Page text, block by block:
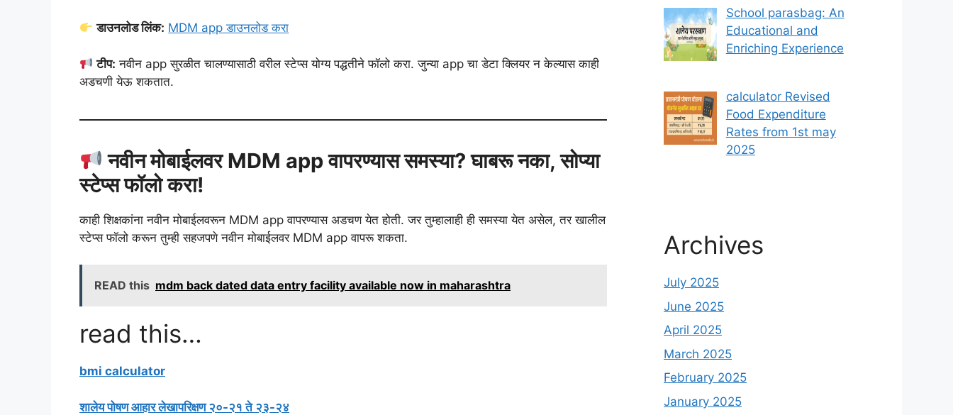
डाउनलोड लिंक: MDM app डाउनलोड करा
टीप: नवीन app सुरळीत चालण्यासाठी वरील स्टेप्स योग्य पद्धतीने फॉलो करा. जुन्या app चा डेटा क्लियर न केल्यास काही
अडचणी येऊ शकतात.
नवीन मोबाईलवर MDM app वापरण्यास समस्या? घाबरू नका, सोप्या
स्टेप्स फॉलो करा!
काही शिक्षकांना नवीन मोबाईलवरून MDM app वापरण्यास अडचण येत होती. जर तुम्हालाही ही समस्या येत असेल, तर खालील
स्टेप्स फॉलो करून तुम्ही सहजपणे नवीन मोबाईलवर MDM app वापरू शकता.
READ this mdm back dated data entry facility available now in maharashtra
read this…
bmi calculator
शालेय पोषण आहार लेखापरिक्षण २०-२१ ते २३-२४
School parasbag: An
Educational and
Enriching Experience
calculator Revised
Food Expenditure
Rates from 1st may
2025
Archives
July 2025
June 2025
April 2025
March 2025
February 2025
January 2025